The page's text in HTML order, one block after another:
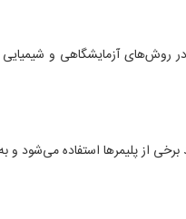
روش‌های آزمایشگاهی و شیمیایی
برخی از پلیمرها استفاده می‌شود